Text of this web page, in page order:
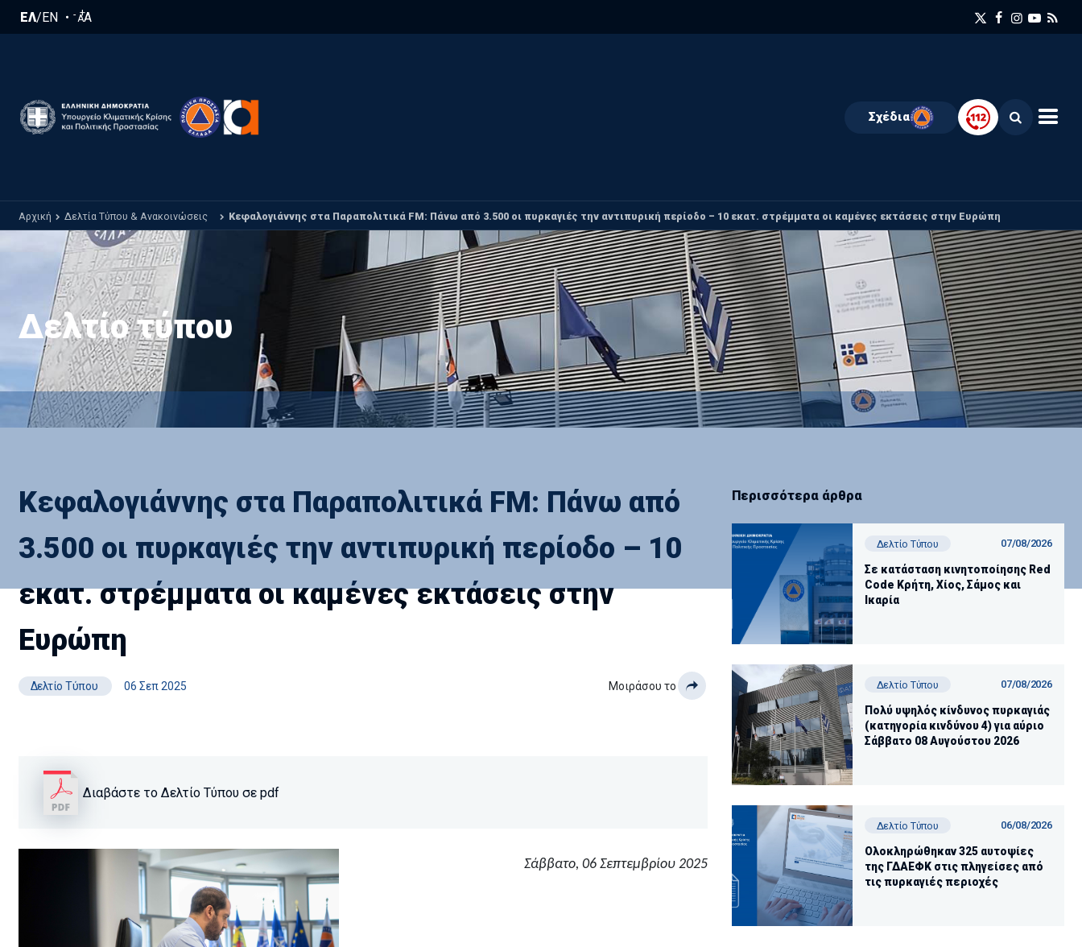
Παράκαμψη προς το κυρίως περιεχόμενο
ΕΛ/EN -A+A
Σχέδια
Αρχική Δελτία Τύπου & Ανακοινώσεις Κεφαλογιάννης στα Παραπολιτικά FM: Πάνω από 3.500 οι πυρκαγιές την αντιπυρική περίοδο – 10 εκατ. στρέμματα οι καμένες εκτάσεις στην Ευρώπη
Δελτίο τύπου
Κεφαλογιάννης στα Παραπολιτικά FM: Πάνω από
3.500 οι πυρκαγιές την αντιπυρική περίοδο – 10
εκατ. στρέμματα οι καμένες εκτάσεις στην
Ευρώπη
Δελτίο Τύπου 06 Σεπ 2025 Μοιράσου το
Διαβάστε το Δελτίο Τύπου σε pdf
Σάββατο, 06 Σεπτεμβρίου 2025
Περισσότερα άρθρα
Δελτίο Τύπου 07/08/2026
Σε κατάσταση κινητοποίησης Red
Code Κρήτη, Χίος, Σάμος και
Ικαρία
Δελτίο Τύπου 07/08/2026
Πολύ υψηλός κίνδυνος πυρκαγιάς
(κατηγορία κινδύνου 4) για αύριο
Σάββατο 08 Αυγούστου 2026
Δελτίο Τύπου 06/08/2026
Ολοκληρώθηκαν 325 αυτοψίες
της ΓΔΑΕΦΚ στις πληγείσες από
τις πυρκαγιές περιοχές